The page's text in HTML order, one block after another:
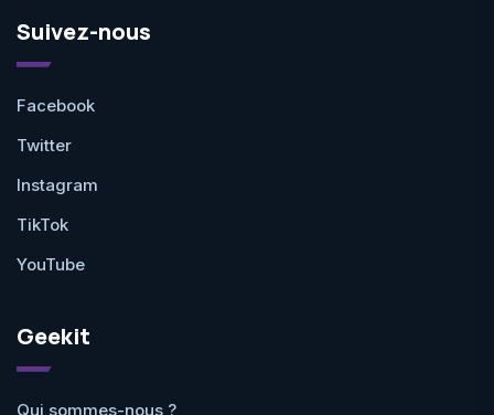
Suivez-nous
Facebook
Twitter
Instagram
TikTok
YouTube
Geekit
Qui sommes-nous ?